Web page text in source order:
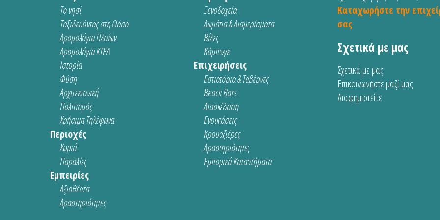
Το νησί
Ταξιδευόντας στη Θάσο
Δρομολόγια Πλοίων
Δρομολόγια ΚΤΕΛ
Ιστορία
Φύση
Αρχιτεκτονική
Πολιτισμός
Χρήσιμα Τηλέφωνα
Περιοχές
Χωριά
Παραλίες
Εμπειρίες
Αξιοθέατα
Δραστηριότητες
Ξενοδοχεία
Δωμάτια & Διαμερίσματα
Βίλες
Κάμπινγκ
Επιχειρήσεις
Εστιατόρια & Ταβέρνες
Beach Bars
Διασκέδαση
Ενοικιάσεις
Κρουαζιέρες
Δραστηριότητες
Εμπορικά Καταστήματα
Καταχωρήστε την
σας
Σχετικά με μας
Σχετικά με μας
Επικοινωνήστε μαζί μας
Διαφημιστείτε